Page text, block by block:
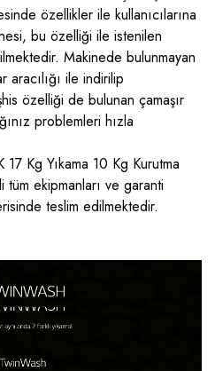
özellikler ile kullanıcılarına
bu özelliği ile istenilen
Makinede bulunmayan
aracılığı ile indirilip
özelliği de bulunan çamaşır
problemleri hızla
Kg Yıkama 10 Kg Kurutma
ekipmanları ve garanti
teslim edilmektedir.